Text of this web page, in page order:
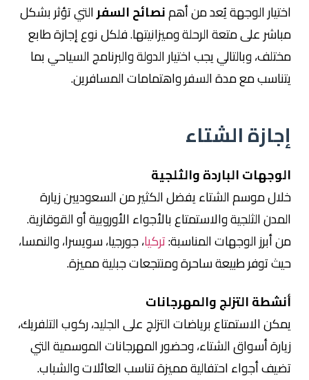
اختيار الوجهة يُعد من أهمنصائح السفرالتي تؤثر بشكل
مباشر على متعة الرحلة وميزانيتها. فلكل نوع إجازة طابع
مختلف، وبالتالي يجب اختيار الدولة والبرنامج السياحي بما
يتناسب مع مدة السفر واهتمامات المسافرين.
إجازة الشتاء
الوجهات الباردة والثلجية
خلال موسم الشتاء يفضل الكثير من السعوديين زيارة
المدن الثلجية والاستمتاع بالأجواء الأوروبية أو القوقازية.
من أبرز الوجهات المناسبة:تركيا،جورجيا،سويسرا، والنمسا،
حيث توفر طبيعة ساحرة ومنتجعات جبلية مميزة.
أنشطة التزلج والمهرجانات
يمكن الاستمتاع برياضات التزلج على الجليد، ركوب التلفريك،
زيارة أسواق الشتاء، وحضور المهرجانات الموسمية التي
تضيف أجواء احتفالية مميزة تناسب العائلات والشباب.